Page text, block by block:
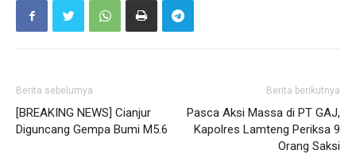
Berita sebelumya
[BREAKING NEWS] Cianjur
Diguncang Gempa Bumi M5.6
Berita berikutnya
Pasca Aksi Massa di PT GAJ,
Kapolres Lamteng Periksa 9
Orang Saksi